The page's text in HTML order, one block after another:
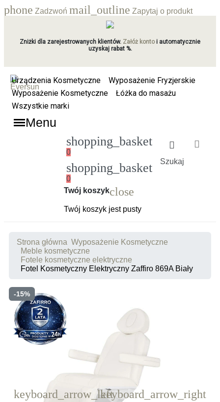
phone Zadzwoń mail_outline Zapytaj o produkt
Zniżki dla zarejestrowanych klientów. Załóż kontoi automatycznie
uzyskaj rabat %.
Szukaj
shopping_basket
0
shopping_basket
0
Ładowanie
Twój koszykclose
Twój koszyk jest pusty
Urządzenia Kosmetyczne
Wyposażenie Fryzjerskie
Wyposażenie Kosmetyczne
Łóżka do masażu
Wszystkie marki
Menu
Strona główna Wyposażenie Kosmetyczne
Meble kosmetyczne
Fotele kosmetyczne elektryczne
Fotel Kosmetyczny Elektryczny Zaffiro 869A Biały
-15%
Poprzedni
keyboard_arrow_left Następny
keyboard_arrow_right